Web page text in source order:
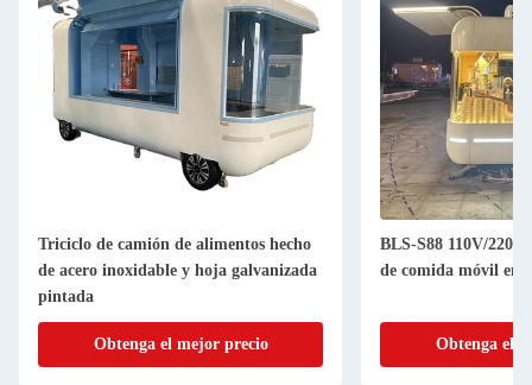
Triciclo de camión de alimentos hecho
de acero inoxidable y hoja galvanizada
pintada
Obtenga el mejor precio
BLS-S88 110V/
de comida móvil en
Obtenga el